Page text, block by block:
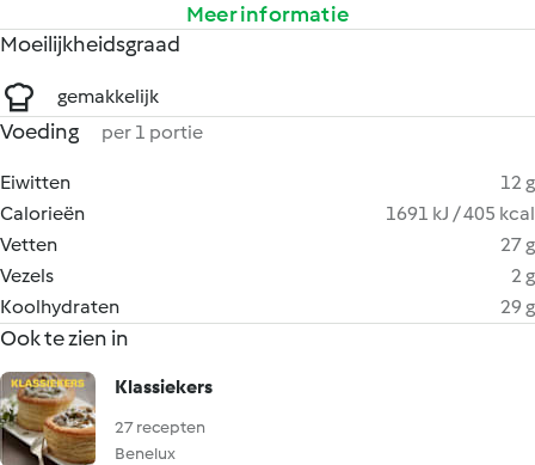
Meer informatie
Moeilijkheidsgraad
gemakkelijk
Voeding per 1 portie
Eiwitten
12 g
Calorieën
1691 kJ / 405 kcal
Vetten
27 g
Vezels
2 g
Koolhydraten
29 g
Ook te zien in
Klassiekers
27 recepten
Benelux